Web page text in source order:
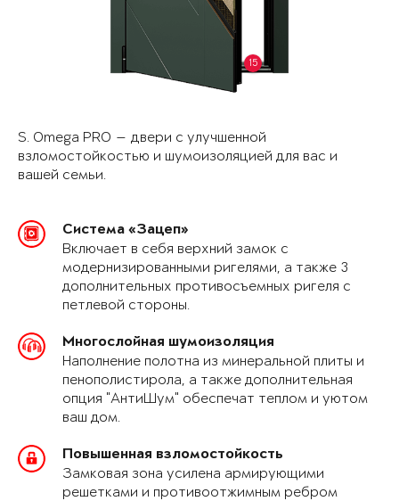
15
S. Omega PRO — двери с улучшенной
взломостойкостью и шумоизоляцией для вас и
вашей семьи.
Система «Зацеп»
Включает в себя верхний замок с
модернизированными ригелями, а также 3
дополнительных противосъемных ригеля с
петлевой стороны.
Многослойная шумоизоляция
Наполнение полотна из минеральной плиты и
пенополистирола, а также дополнительная
опция "АнтиШум" обеспечат теплом и уютом
ваш дом.
Повышенная взломостойкость
Замковая зона усилена армирующими
решетками и противоотжимным ребром